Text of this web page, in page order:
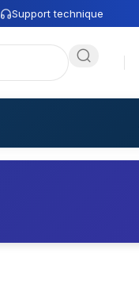
Support technique